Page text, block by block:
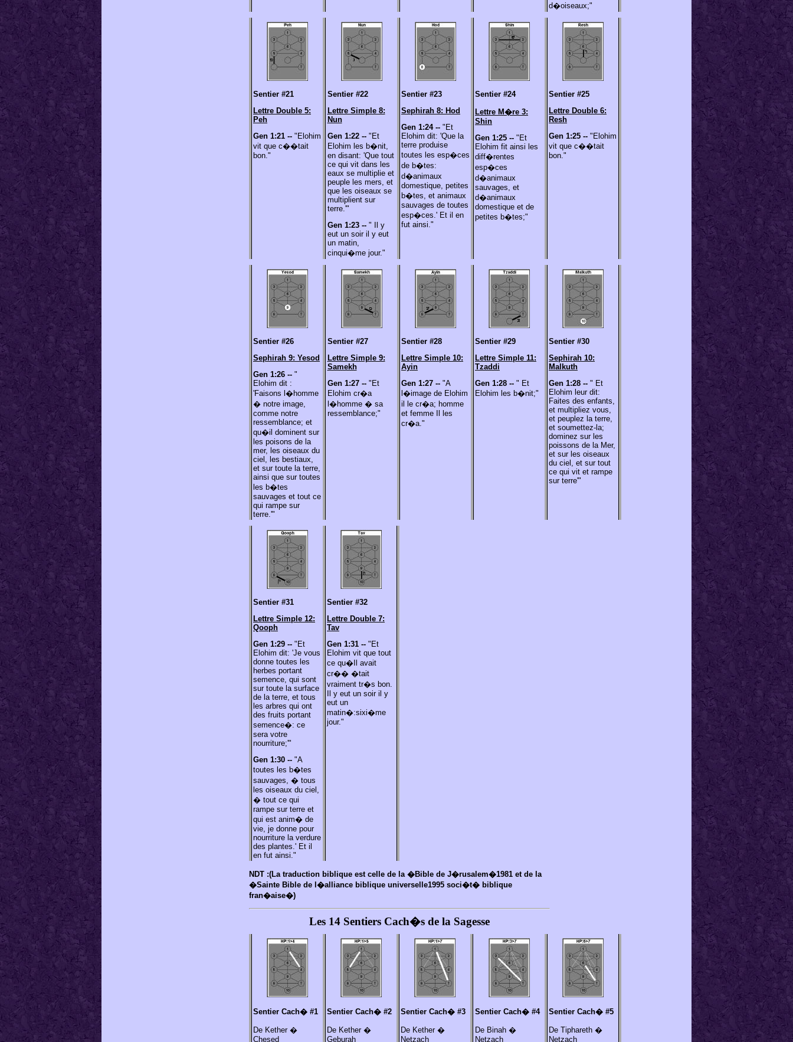
d�oiseaux;"
Sentier #21
Lettre Double 5:
Peh
Gen 1:21 -- "Elohim
vit que c��tait
bon."
Sentier #22
Lettre Simple 8:
Nun
Gen 1:22 -- "Et
Elohim les b�nit,
en disant: 'Que tout
ce qui vit dans les
eaux se multiplie et
peuple les mers, et
que les oiseaux se
multiplient sur
terre.'"
Gen 1:23 -- " Il y
eut un soir il y eut
un matin,
cinqui�me jour."
Sentier #23
Sephirah 8: Hod
Gen 1:24 -- "Et
Elohim dit: 'Que la
terre produise
toutes les esp�ces
de b�tes:
d�animaux
domestique, petites
b�tes, et animaux
sauvages de toutes
esp�ces.' Et il en
fut ainsi."
Sentier #24
Lettre M�re 3:
Shin
Gen 1:25 -- "Et
Elohim fit ainsi les
diff�rentes
esp�ces
d�animaux
sauvages, et
d�animaux
domestique et de
petites b�tes;"
Sentier #25
Lettre Double 6:
Resh
Gen 1:25 -- "Elohim
vit que c��tait
bon."
Sentier #26
Sephirah 9: Yesod
Gen 1:26 -- "
Elohim dit :
'Faisons l�homme
� notre image,
comme notre
ressemblance; et
qu�il dominent sur
les poisons de la
mer, les oiseaux du
ciel, les bestiaux,
et sur toute la terre,
ainsi que sur toutes
les b�tes
sauvages et tout ce
qui rampe sur
terre.'"
Sentier #27
Lettre Simple 9:
Samekh
Gen 1:27 -- "Et
Elohim cr�a
l�homme � sa
ressemblance;"
Sentier #28
Lettre Simple 10:
Ayin
Gen 1:27 -- "A
l�image de Elohim
il le cr�a; homme
et femme Il les
cr�a."
Sentier #29
Lettre Simple 11:
Tzaddi
Gen 1:28 -- " Et
Elohim les b�nit;"
Sentier #30
Sephirah 10:
Malkuth
Gen 1:28 -- " Et
Elohim leur dit:
Faites des enfants,
et multipliez vous,
et peuplez la terre,
et soumettez-la;
dominez sur les
poissons de la Mer,
et sur les oiseaux
du ciel, et sur tout
ce qui vit et rampe
sur terre'"
Sentier #31
Lettre Simple 12:
Qooph
Gen 1:29 -- "Et
Elohim dit: 'Je vous
donne toutes les
herbes portant
semence, qui sont
sur toute la surface
de la terre, et tous
les arbres qui ont
des fruits portant
semence�: ce
sera votre
nourriture;'"
Gen 1:30 -- "A
toutes les b�tes
sauvages, � tous
les oiseaux du ciel,
� tout ce qui
rampe sur terre et
qui est anim� de
vie, je donne pour
nourriture la verdure
des plantes.' Et il
en fut ainsi."
Sentier #32
Lettre Double 7:
Tav
Gen 1:31 -- "Et
Elohim vit que tout
ce qu�Il avait
cr�� �tait
vraiment tr�s bon.
Il y eut un soir il y
eut un
matin�:sixi�me
jour."
NDT :(La traduction biblique est celle de la �Bible de J�rusalem�1981 et de la
�Sainte Bible de l�alliance biblique universelle1995 soci�t� biblique
fran�aise�)
Les 14 Sentiers Cach�s de la Sagesse
Sentier Cach� #1
De Kether �
Chesed
Sentier Cach� #2
De Kether �
Geburah
Sentier Cach� #3
De Kether �
Netzach
Sentier Cach�#4
De Binah �
Netzach
Sentier Cach� #5
De Tiphareth �
Netzach